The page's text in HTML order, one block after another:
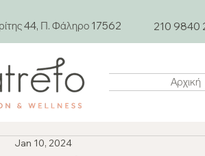
44, Π. Φάληρο 17562 210 9840
Αρχική
Jan 10, 2024